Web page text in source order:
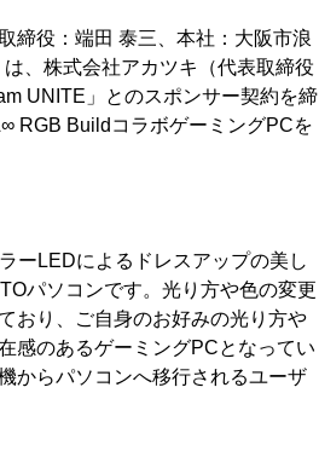
締役：端田 泰三、本社：大阪市浪
、株式会社アカツキ（代表取締役
UNITE」とのスポンサー契約を締
RGB BuildコラボゲーミングPCを
ーLEDによるドレスアップの美し
パソコンです。光り方や色の変更
おり、ご自身のお好みの光り方や
感のあるゲーミングPCとなってい
からパソコンへ移行されるユーザ